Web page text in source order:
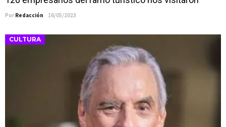
Por Redacción 16/05/2023
CULTURA